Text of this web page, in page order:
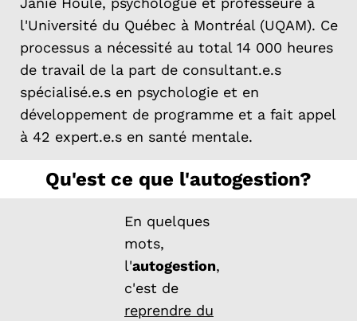
l'Université du Québec à Montréal (UQAM). Ce
processus a nécessité au total 14 000 heures
de travail de la part de consultant.e.s
spécialisé.e.s en psychologie et en
développement de programme et a fait appel
à 42 expert.e.s en santé mentale.
Qu'est ce que l'autogestion?
En quelques
mots,
l'autogestion,
c'est de
reprendre du